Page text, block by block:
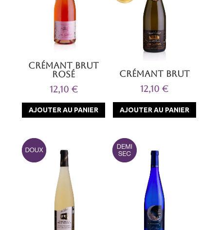
Crémant Brut
Rosé
12,10 €
AJOUTER AU PANIER
Crémant Brut
12,10€
AJOUTER AU PANIER